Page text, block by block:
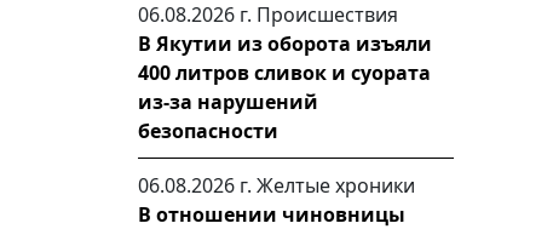
06.08.2026 г. Происшествия
В Якутии из оборота изъяли
400 литров сливок и суората
из-за нарушений
безопасности
06.08.2026 г. Желтые хроники
В отношении чиновницы